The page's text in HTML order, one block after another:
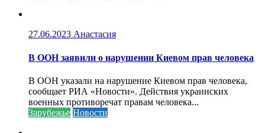
27.06.2023 Анастасия
В ООН заявили о нарушении Киевом прав человека
В ООН указали на нарушение Киевом прав человека,
сообщает РИА «Новости». Действия украинских
военных противоречат правам человека...
Зарубежье Новости